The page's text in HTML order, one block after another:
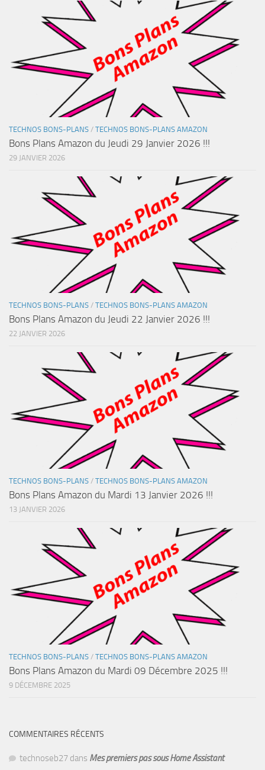
TECHNOS BONS-PLANS / TECHNOS BONS-PLANS AMAZON
Bons Plans Amazon du Jeudi 29 Janvier 2026 !!!
29 JANVIER 2026
TECHNOS BONS-PLANS / TECHNOS BONS-PLANS AMAZON
Bons Plans Amazon du Jeudi 22 Janvier 2026 !!!
22 JANVIER 2026
TECHNOS BONS-PLANS / TECHNOS BONS-PLANS AMAZON
Bons Plans Amazon du Mardi 13 Janvier 2026 !!!
13 JANVIER 2026
TECHNOS BONS-PLANS / TECHNOS BONS-PLANS AMAZON
Bons Plans Amazon du Mardi 09 Décembre 2025 !!!
9 DÉCEMBRE 2025
COMMENTAIRES RÉCENTS
technoseb27 dans Mes premiers pas sous Home Assistant